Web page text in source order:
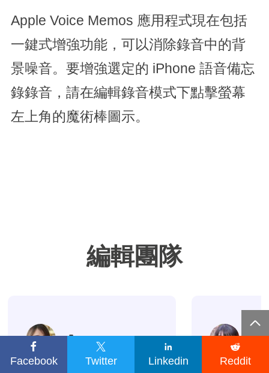

Facebook

Twitter

Linkedin

Reddit
Apple Voice Memos 應用程式現在包括
一鍵式增強功能，可以消除錄音中的背
景噪音。要增強選定的 iPhone 語音備忘
錄錄音，請在編輯錄音模式下點擊螢幕
左上角的魔術棒圖示。
編輯團隊
Agnes
